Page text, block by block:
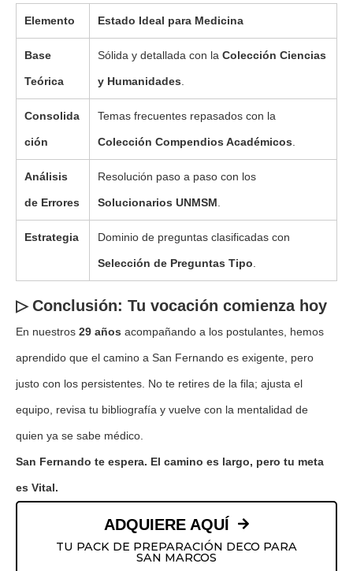
Elemento Estado Ideal para Medicina
Base
Teórica
Sólida y detallada con la Colección Ciencias
y Humanidades.
Consolida
ción
Temas frecuentes repasados con la
Colección Compendios Académicos.
Análisis
de Errores
Resolución paso a paso con los
Solucionarios UNMSM.
Estrategia Dominio de preguntas clasificadas con
Selección de Preguntas Tipo.
▷ Conclusión: Tu vocación comienza hoy
En nuestros 29 años acompañando a los postulantes, hemos
aprendido que el camino a San Fernando es exigente, pero
justo con los persistentes. No te retires de la fila; ajusta el
equipo, revisa tu bibliografía y vuelve con la mentalidad de
quien ya se sabe médico.
San Fernando te espera. El camino es largo, pero tu meta
es Vital.
ADQUIERE AQUÍ
TU PACK DE PREPARACIÓN DECO PARA
SAN MARCOS